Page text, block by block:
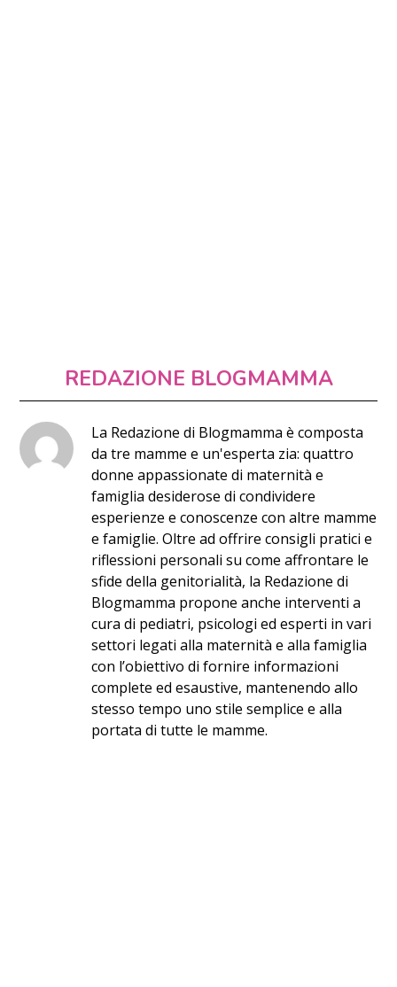
REDAZIONE BLOGMAMMA
La Redazione di Blogmamma è composta
da tre mamme e un'esperta zia: quattro
donne appassionate di maternità e
famiglia desiderose di condividere
esperienze e conoscenze con altre mamme
e famiglie. Oltre ad offrire consigli pratici e
riflessioni personali su come affrontare le
sfide della genitorialità, la Redazione di
Blogmamma propone anche interventi a
cura di pediatri, psicologi ed esperti in vari
settori legati alla maternità e alla famiglia
con l’obiettivo di fornire informazioni
complete ed esaustive, mantenendo allo
stesso tempo uno stile semplice e alla
portata di tutte le mamme.